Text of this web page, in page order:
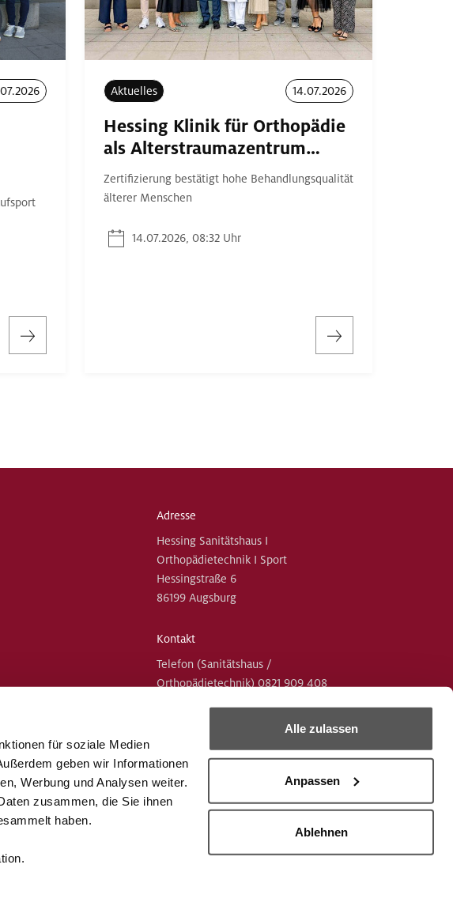
für soziale Medien
geben wir Informationen
Werbung und Analysen weiter.
zusammen, die Sie ihnen
haben.
Alle zulassen
Anpassen
Ablehnen
Aktuelles 14.07.2026
Hessing Klinik für Orthopädie
als Alterstraumazentrum…
Zertifizierung bestätigt hohe Behandlungsqualität
älterer Menschen
14.07.2026, 08:32 Uhr
Adresse
Hessing Sanitätshaus I
Orthopädietechnik I Sport
Hessingstraße 6
86199 Augsburg
Kontakt
Telefon (Sanitätshaus /
Orthopädietechnik) 0821 909 408
sanitaetshaus.goeggingen(at)hessing-
stiftung(dot)de